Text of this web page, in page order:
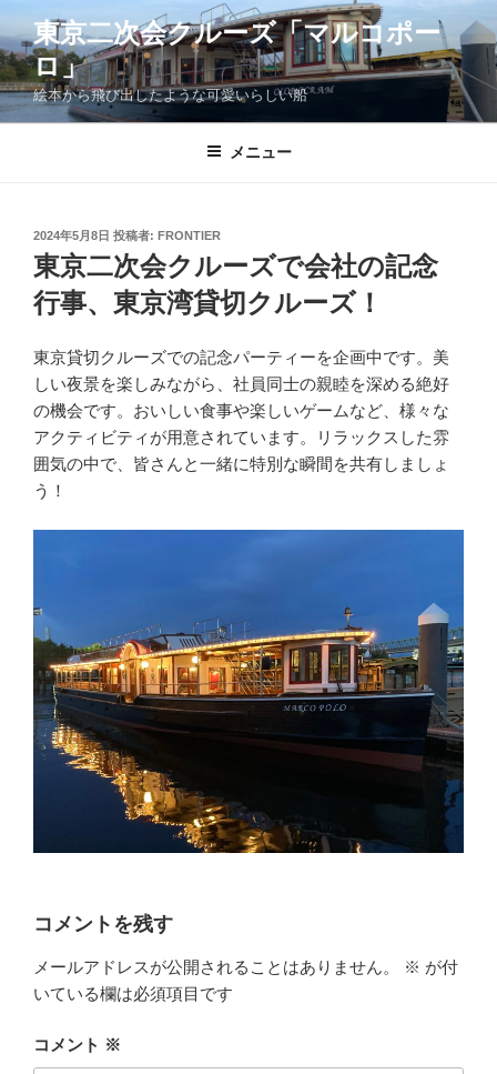
ン
テ
ン
ツ
東京二次会クルーズ「マルコポー
ロ」
絵本から飛び出したような可愛いらしい船
メニュー
投
稿
日:
2024年5月8日 投稿者: FRONTIER
東京二次会クルーズで会社の記念
行事、東京湾貸切クルーズ！
東京貸切クルーズでの記念パーティーを企画中です。美
しい夜景を楽しみながら、社員同士の親睦を深める絶好
の機会です。おいしい食事や楽しいゲームなど、様々な
アクティビティが用意されています。リラックスした雰
囲気の中で、皆さんと一緒に特別な瞬間を共有しましょ
う！
コメントを残す
メールアドレスが公開されることはありません。 ※ が付
いている欄は必須項目です
コメント ※